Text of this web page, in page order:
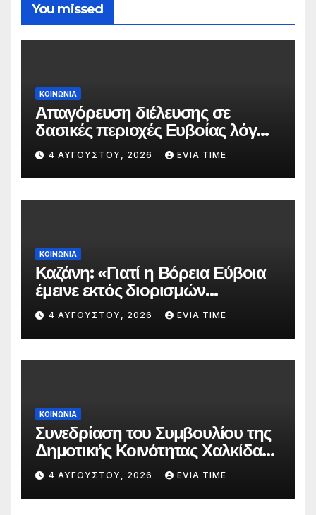
You missed
ΚΟΙΝΩΝΙΑ
Απαγόρευση διέλευσης σε
δασικές περιοχές Ευβοίας λόγω
πολύ υψηλού κινδύνου
πυρκαγιάς
4 ΑΥΓΟΎΣΤΟΥ, 2026 EVIA TIME
ΚΟΙΝΩΝΙΑ
Καζάνη: «Γιατί η Βόρεια Εύβοια
έμεινε εκτός διορισμών
δασκάλων;»
4 ΑΥΓΟΎΣΤΟΥ, 2026 EVIA TIME
ΚΟΙΝΩΝΙΑ
Συνεδρίαση του Συμβουλίου της
Δημοτικής Κοινότητας Χαλκίδας
την 5 Αυγούστου
4 ΑΥΓΟΎΣΤΟΥ, 2026 EVIA TIME